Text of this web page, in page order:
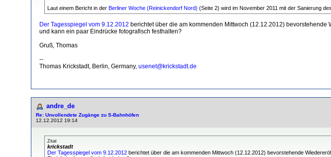
Laut einem Bericht in der Berliner Woche (Reinickendorf Nord) (Seite 2) wird im November 2011 mit der Sanierung
Der Tagesspiegel vom 9.12.2012 berichtet über die am kommenden Mittwoch (12.12.2012)
und kann ein paar Eindrücke fotografisch festhalten?
Gruß, Thomas
--
Thomas Krickstadt, Berlin, Germany, usenet@krickstadt.de
andre_de
Re: Unvollendete Zugänge zu S-Bahnhöfen
12.12.2012 19:14
Zitat
krickstadt
Der Tagesspiegel vom 9.12.2012 berichtet über die am kommenden Mittwoch (12.12.2012) bevorstehende